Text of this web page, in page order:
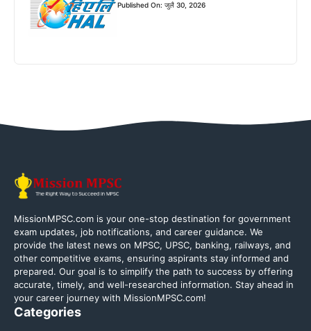
Published On: जुलै 30, 2026
MissionMPSC.com is your one-stop destination for government
exam updates, job notifications, and career guidance. We
provide the latest news on MPSC, UPSC, banking, railways, and
other competitive exams, ensuring aspirants stay informed and
prepared. Our goal is to simplify the path to success by offering
accurate, timely, and well-researched information. Stay ahead in
your career journey with MissionMPSC.com!
Categories